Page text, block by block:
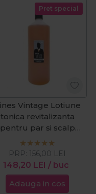
Pret special
Vintage Lotiune
tonica revitalizanta
pentru par si scalp
American Bay Rum
1000ml
148,20 LEI / buc
PRP: 156,00 LEI
Adauga in cos